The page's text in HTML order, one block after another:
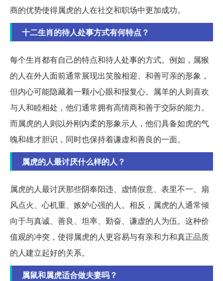
商的优势使得属虎的人在社交和职场中更加成功。
十二生肖的待人处事方式有何特点？
每个生肖都有自己的特点和待人处事的方式。例如，属猴
的人在外人面前通常展现出笑脸相迎、和善可亲的形象，
但内心可能隐藏着一颗小心眼和报复心。属羊的人则喜欢
与人和睦相处，他们通常拥有高情商和善于交际的能力。
而属虎的人则以外刚内柔的形象示人，他们具备如虎的气
魄和雄才胆识，同时也保持着谦虚和善良的一面。
属虎的人最讨厌什么样的人？
属虎的人最讨厌那些阴奉阳违、虚情假意、表里不一、扇
风点火、心机重、嫉妒心强的人。相反，属虎的人通常倾
向于与真诚、善良、坦率、勤奋、谦虚的人为伍。这种价
值观的冲突，使得属虎的人更容易与有亲和力和真正品质
的人建立起好的关系。
属鼠和属虎适合做夫妻吗？